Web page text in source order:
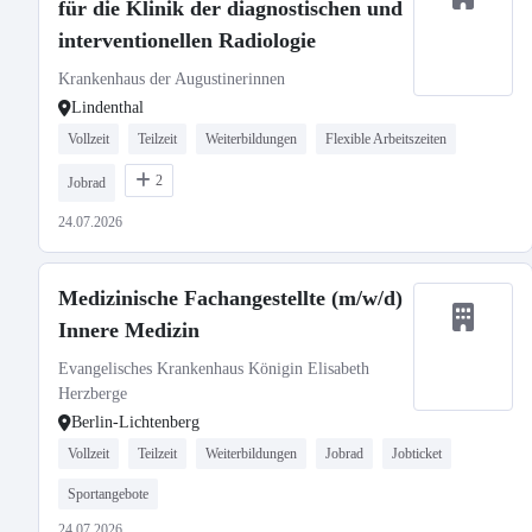
für die Klinik der diagnostischen und
interventionellen Radiologie
Krankenhaus der Augustinerinnen
Lindenthal
Vollzeit Teilzeit Weiterbildungen Flexible Arbeitszeiten
Jobrad 2
24.07.2026
Medizinische Fachangestellte (m/w/d)
Innere Medizin
Evangelisches Krankenhaus Königin Elisabeth
Herzberge
Berlin-Lichtenberg
Vollzeit Teilzeit Weiterbildungen Jobrad Jobticket
Sportangebote